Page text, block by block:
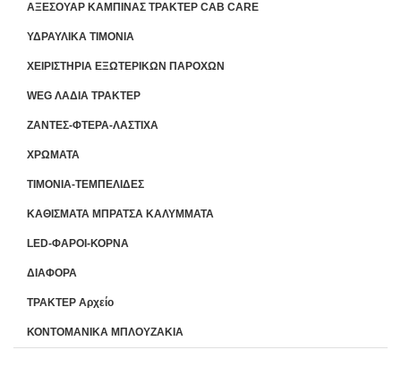
ΑΞΕΣΟΥΑΡ ΚΑΜΠΙΝΑΣ ΤΡΑΚΤΕΡ CAB CARE
ΥΔΡΑΥΛΙΚΑ ΤΙΜΟΝΙΑ
ΧΕΙΡΙΣΤΗΡΙA ΕΞΩΤΕΡΙΚΩΝ ΠΑΡΟΧΩΝ
WEG ΛΑΔΙΑ ΤΡΑΚΤΕΡ
ΖΑΝΤΕΣ-ΦΤΕΡΑ-ΛΑΣΤΙΧΑ
ΧΡΩΜΑΤΑ
ΤΙΜΟΝΙΑ-ΤΕΜΠΕΛΙΔΕΣ
ΚΑΘΙΣΜΑΤΑ ΜΠΡΑΤΣΑ ΚΑΛΥΜΜΑΤΑ
LED-ΦΑΡΟΙ-ΚΟΡΝΑ
ΔΙΑΦΟΡΑ
ΤΡΑΚΤΕΡ Αρχείο
ΚΟΝΤΟΜΑΝΙΚΑ ΜΠΛΟΥΖΑΚΙΑ